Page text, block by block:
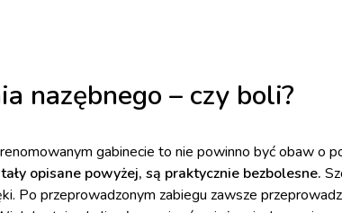
nazębnego – czy boli?
gabinecie to nie powinno być obaw o
opisane powyżej, są praktycznie bezbolesne.
Po przeprowadzonym zabiegu zawsze